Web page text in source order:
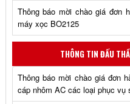
Thông báo mời chào giá đơn
máy xọc BO2125
THÔNG TIN ĐẤU
Thông báo mời chào giá đơn
cáp nhôm AC các loại phục vụ